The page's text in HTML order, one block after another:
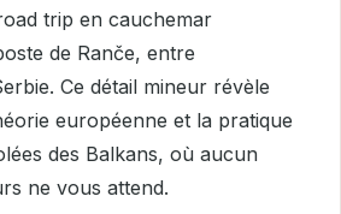
trip en cauchemar
de Ranče, entre
Ce détail mineur révèle
européenne et la pratique
des Balkans, où aucun
ne vous attend.